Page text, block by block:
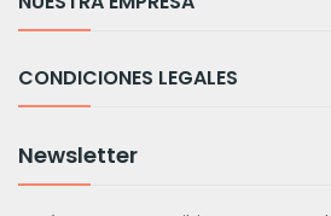
CONDICIONES LEGALES
Newsletter